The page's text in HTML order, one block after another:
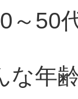
～50
な年